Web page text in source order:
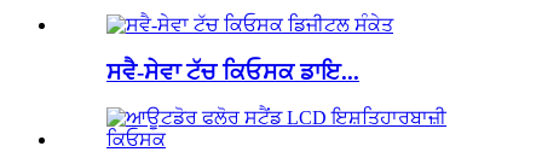
ਸਵੈ-ਸੇਵਾ ਟੱਚ ਕਿਓਸਕ ਡਾਇ...